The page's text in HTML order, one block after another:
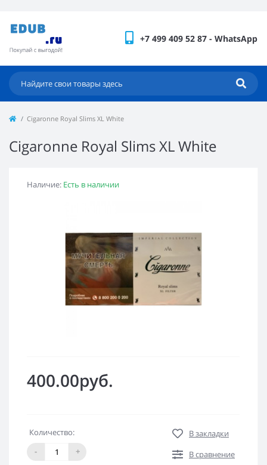
+7 499 409 52 87 - WhatsApp
Cigaronne Royal Slims XL White
Cigaronne Royal Slims XL White
Наличие: Есть в наличии
400.00руб.
Количество:
-
+
В закладки
В сравнение